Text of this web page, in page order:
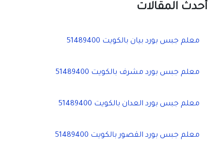
ح
أحدث المقالات
معلم جبس بورد بيان بالكويت 51489400
معلم جبس بورد مشرف بالكويت 51489400
معلم جبس بورد العدان بالكويت 51489400
معلم جبس بورد القصور بالكويت 51489400